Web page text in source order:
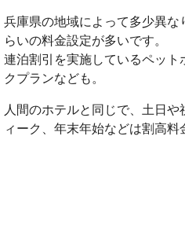
兵庫県の地域によって多少異な
らいの料金設定が多いです。
連泊割引を実施しているペット
クプランなども。
人間のホテルと同じで、土日
ィーク、年末年始などは割高料